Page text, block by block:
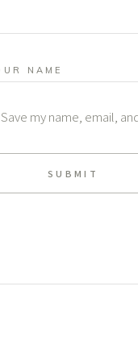
Save my name, email,
SUBMIT